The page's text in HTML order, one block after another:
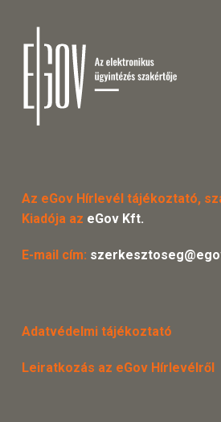
Az eGov Hírlevél tájékoztató,
Kiadója az eGov Kft.
E-mail cím:
Adatvédelmi tájékoztató
Leiratkozás az eGov Hírlevélről